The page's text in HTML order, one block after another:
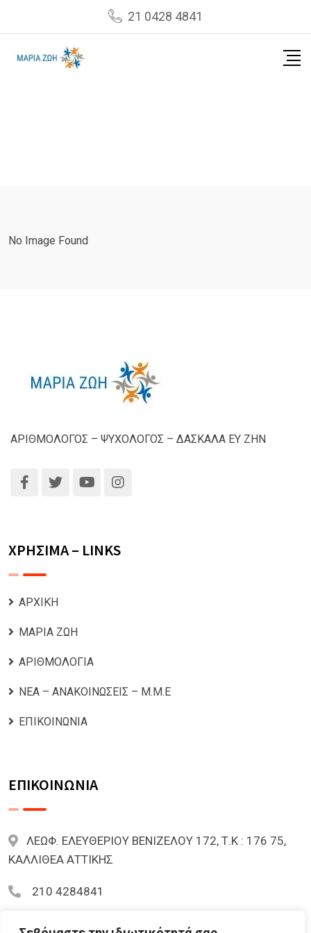
21 0428 4841
No Image Found
ΑΡΙΘΜΟΛΟΓΟΣ – ΨΥΧΟΛΟΓΟΣ – ΔΑΣΚΑΛΑ ΕΥ ΖΗΝ
ΧΡΗΣΙΜΑ – LINKS
ΑΡΧΙΚΗ
ΜΑΡΙΑ ΖΩΗ
ΑΡΙΘΜΟΛΟΓΙΑ
ΝΕΑ – ΑΝΑΚΟΙΝΩΣΕΙΣ – Μ.Μ.Ε
ΕΠΙΚΟΙΝΩΝΙΑ
ΕΠΙΚΟΙΝΩΝΙΑ
ΛΕΩΦ. ΕΛΕΥΘΕΡΙΟΥ ΒΕΝΙΖΕΛΟΥ 172, Τ.Κ : 176 75,
ΚΑΛΛΙΘΕΑ ΑΤΤΙΚΗΣ
210 4284841
mariazoi.powernumbers@gmail.com